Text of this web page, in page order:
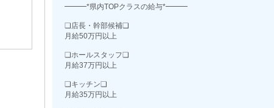
━━━*県内TOPクラスの給与*━━━
❏店長・幹部候補❏
月給50万円以上
❏ホールスタッフ❏
月給37万円以上
❏キッチン❏
月給35万円以上